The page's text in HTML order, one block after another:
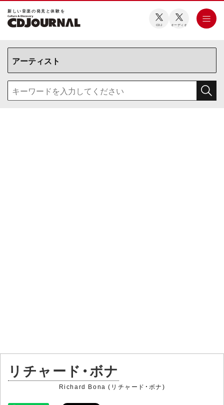
新しい⾳楽の発⾒と体験を
CDJ オーディオ
リチャード・ボナ
Richard Bona (リチャード・ボナ)